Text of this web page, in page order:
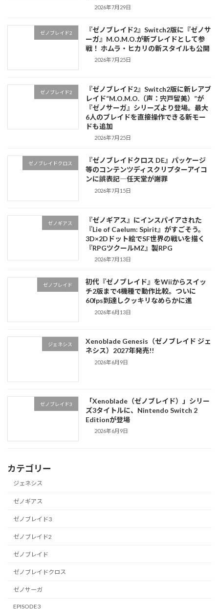
2026年7月29日
ゼノブレイド2
『ゼノブレイド2』Switch2版に『ゼノサ
ーガ』M.O.M.O.が新ブレイドとして参
戦！ ホムラ・ヒカリの新スタイルも公開
2026年7月25日
ゼノブレイド2
『ゼノブレイド2』Switch2版に新レアブ
レイド“M.O.M.O.（声：宍戸留美）”が
『ゼノサーガ』シリーズより登場。最大
6人のブレイドを直接操作できる新モー
ドも追加
2026年7月25日
ゼノブレイドクロス
『ゼノブレイドクロス DE』パッケージ
等のコンテンツディスクリプターアイコ
ンに誤表記―任天堂が謝罪
2026年7月15日
ゼノギアス
『ゼノギアス』にインスパイアされた
『Lie of Caelum: Spirit』がすごそう。
3D×2Dドット絵でSF世界の戦いを描く
『RPGツクールMZ』製RPG
2026年7月13日
ゼノブレイド
初代『ゼノブレイド』をWiiからスイッ
チ2版まで4機種で動作比較。ついに
60fps到達しクッキリなめらかに進
2026年6月13日
ジェネシス
Xenoblade Genesis（ゼノブレイド ジェ
ネシス）2027年発売!!
2026年6月9日
ゼノブレイド3
「Xenoblade（ゼノブレイド）」シリー
ズ3タイトルに、Nintendo Switch 2
Editionが登場
2026年6月9日
カテゴリー
ジェネシス
ゼノギアス
ゼノブレイド3
ゼノブレイド2
ゼノブレイド
ゼノブレイドクロス
ゼノサーガ
EPISODE3